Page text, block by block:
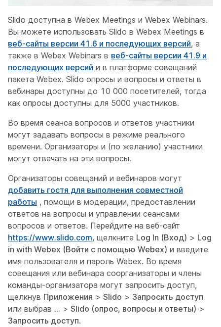
Slido доступна в Webex Meetings и Webex Webinars.
Вы можете использовать Slido в Webex Meetings в
веб-сайты версии 41.6 и последующих версий, а
также в Webex Webinars в веб-сайты версии 41.9 и
последующих версий и в платформе совещаний
пакета Webex. Slido опросы и вопросы и ответы в
вебинары доступны до 10 000 посетителей, тогда
как опросы доступны для 5000 участников.
Во время сеанса вопросов и ответов участники
могут задавать вопросы в режиме реального
времени. Организаторы и (по желанию) участники
могут отвечать на эти вопросы.
Организаторы совещаний и вебинаров могут
добавить гостя для выполнения совместной
работы , помощи в модерации, предоставлении
ответов на вопросы и управлении сеансами
вопросов и ответов. Перейдите на веб-сайт
https://www.slido.com, щелкните Log In (Вход) > Log
in with Webex (Войти с помощью Webex) и введите
имя пользователя и пароль Webex. Во время
совещания или вебинара соорганизаторы и члены
команды-организатора могут запросить доступ,
щелкнув Приложения > Slido > Запросить доступ
или выбрав ... > Slido (опрос, вопросы и ответы) >
Запросить доступ.